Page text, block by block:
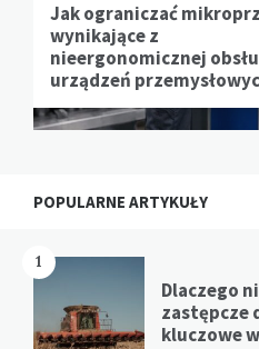
Jak ograniczać
wynikające z
nieergonomicznej
urządzeń
POPULARNE ARTYKUŁY
1
Dlaczego
zastępcze
kluczowe